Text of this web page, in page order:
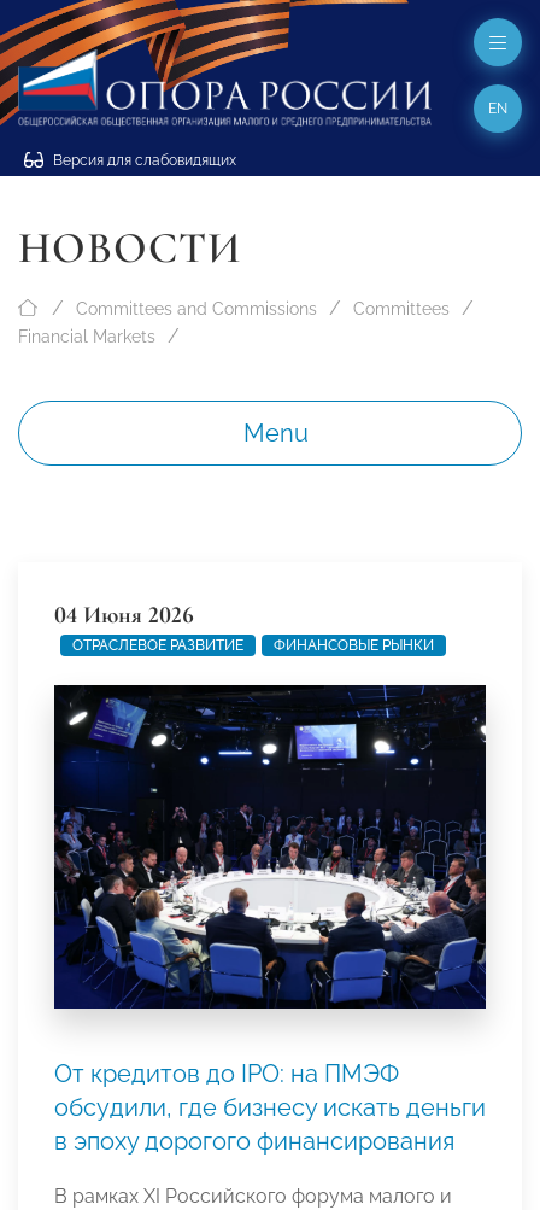
Версия для слабовидящих
EN
НОВОСТИ
Committees and Commissions
Committees
Financial Markets
Menu
04 Июня 2026
ОТРАСЛЕВОЕ РАЗВИТИЕ ФИНАНСОВЫЕ РЫНКИ
От кредитов до IPO: на ПМЭФ
обсудили, где бизнесу искать деньги
в эпоху дорогого финансирования
В рамках XI Российского форума малого и